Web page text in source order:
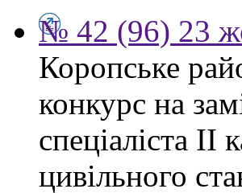
№ 42 (96) 23
Коропське
конкурс на
спеціаліста ІІ
цивільного